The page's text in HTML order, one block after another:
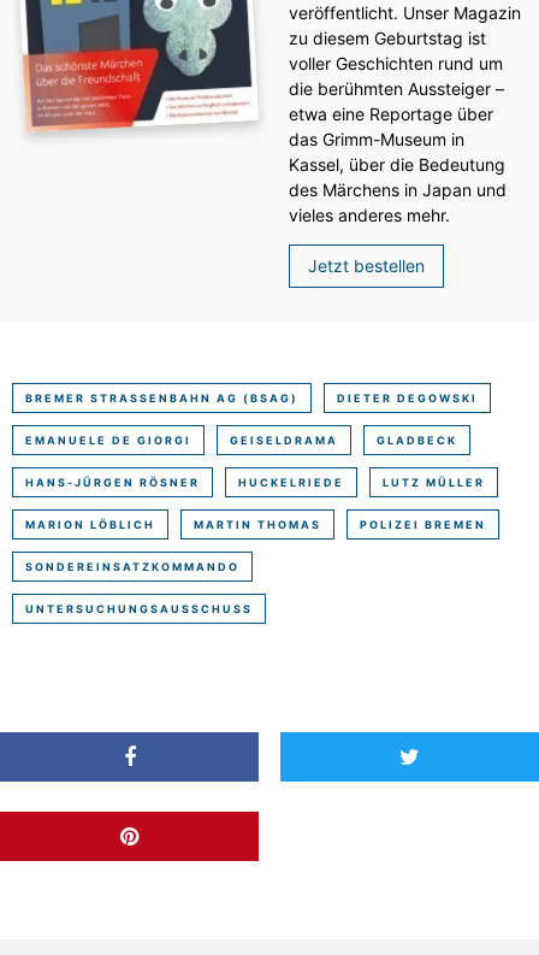
veröffentlicht. Unser Magazin
zu diesem Geburtstag ist
voller Geschichten rund um
die berühmten Aussteiger –
etwa eine Reportage über
das Grimm-Museum in
Kassel, über die Bedeutung
des Märchens in Japan und
vieles anderes mehr.
Jetzt bestellen
BREMER STRASSENBAHN AG (BSAG) DIETER DEGOWSKI
EMANUELE DE GIORGI GEISELDRAMA GLADBECK
HANS-JÜRGEN RÖSNER HUCKELRIEDE LUTZ MÜLLER
MARION LÖBLICH MARTIN THOMAS POLIZEI BREMEN
SONDEREINSATZKOMMANDO
UNTERSUCHUNGSAUSSCHUSS